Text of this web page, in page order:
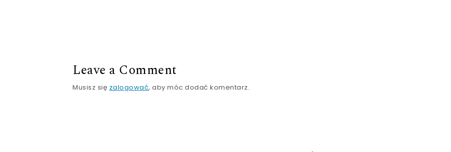
Leave a Comment
Musisz się zalogować, aby móc dodać komentarz.